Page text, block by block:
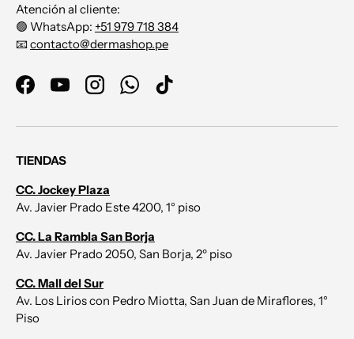
Atención al cliente:
🟢 WhatsApp: +51 979 718 384
📧 contacto@dermashop.pe
FacebookYouTubeInstagramWhatsApp
TikTok
TIENDAS
CC. Jockey Plaza
Av. Javier Prado Este 4200, 1° piso
CC. La Rambla San Borja
Av. Javier Prado 2050, San Borja, 2º piso
CC. Mall del Sur
Av. Los Lirios con Pedro Miotta, San Juan de Miraflores, 1°
Piso